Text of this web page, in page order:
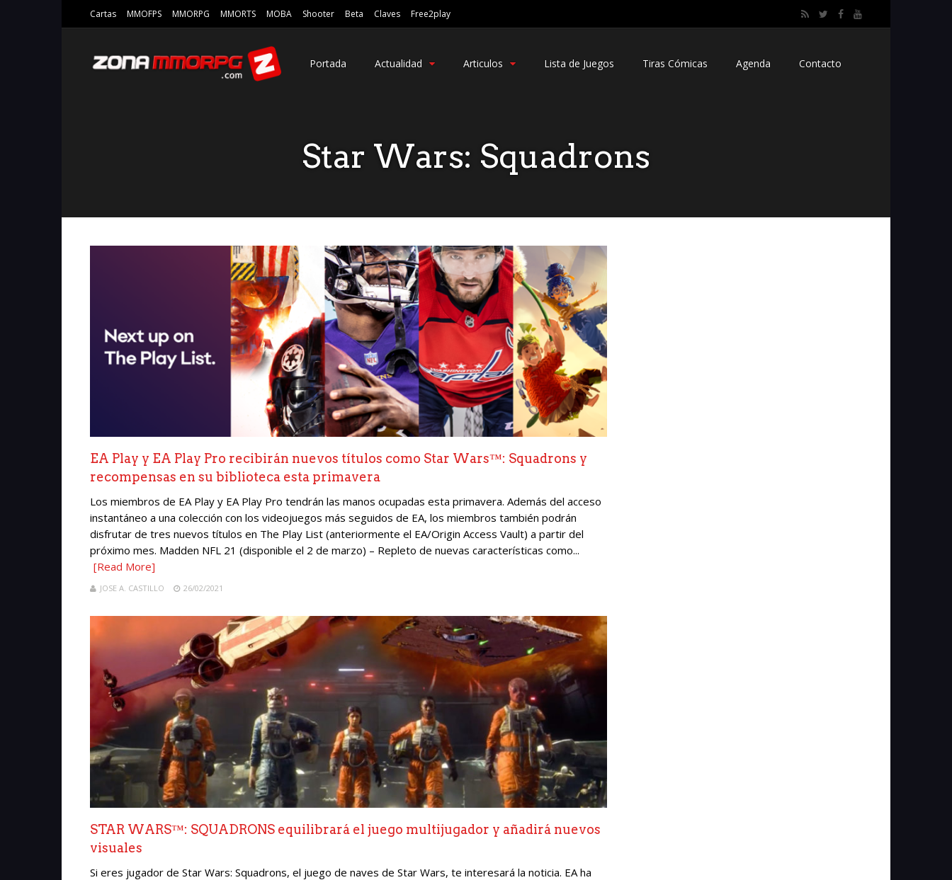
Cartas MMOFPS MMORPG MMORTS MOBA Shooter Beta Claves Free2play
Portada Actualidad Articulos Lista de Juegos Tiras Cómicas Agenda Contacto
Star Wars: Squadrons
EA Play y EA Play Pro recibirán nuevos títulos como Star Wars™: Squadrons y
recompensas en su biblioteca esta primavera
Los miembros de EA Play y EA Play Pro tendrán las manos ocupadas esta primavera. Además del acceso
instantáneo a una colección con los videojuegos más seguidos de EA, los miembros también podrán
disfrutar de tres nuevos títulos en The Play List (anteriormente el EA/Origin Access Vault) a partir del
próximo mes. Madden NFL 21 (disponible el 2 de marzo) – Repleto de nuevas características como...
[Read More]
JOSE A. CASTILLO 26/02/2021
STAR WARS™: SQUADRONS equilibrará el juego multijugador y añadirá nuevos
visuales
Si eres jugador de Star Wars: Squadrons, el juego de naves de Star Wars, te interesará la noticia. EA ha